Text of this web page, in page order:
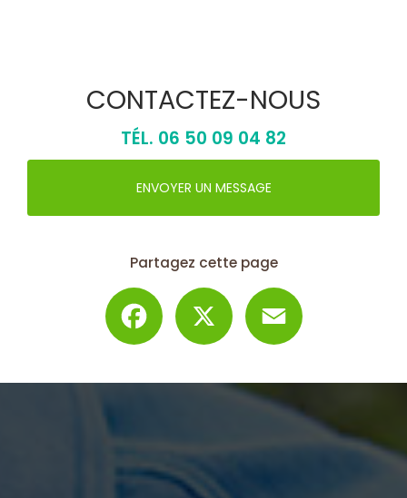
CONTACTEZ-NOUS
TÉL. 06 50 09 04 82
ENVOYER UN MESSAGE
Partagez cette page
Facebook